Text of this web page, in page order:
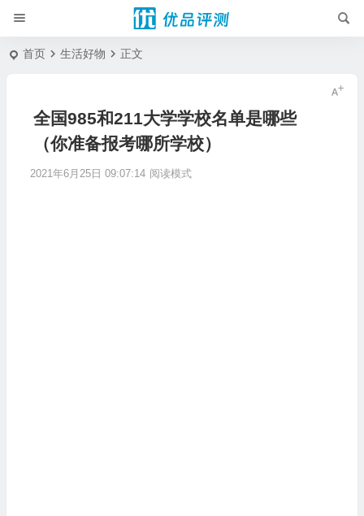
首页 生活好物 正文
全国985和211大学学校名单是哪些
（你准备报考哪所学校）
2021年6月25日 09:07:14 阅读模式